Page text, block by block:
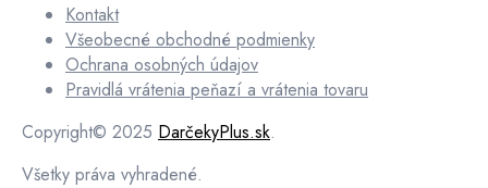
Kontakt
Všeobecné obchodné podmienky
Ochrana osobných údajov
Pravidlá vrátenia peňazí a vrátenia tovaru
Copyright© 2025 DarčekyPlus.sk.
Všetky práva vyhradené.